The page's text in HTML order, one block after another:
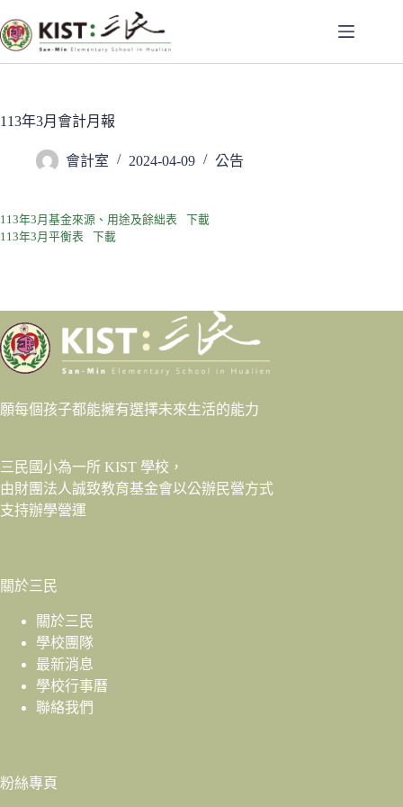
至
主
容
113年3月會計月報
會計室 2024-04-09 公告
113年3月基金來源、用途及餘絀表
下載
113年3月平衡表
下載
願每個孩子都能擁有選擇未來生活的能力
三民國小為一所 KIST 學校，
由財團法人誠致教育基金會以公辦民營方式
支持辦學營運
關於三民
關於三民
學校團隊
最新消息
學校行事曆
聯絡我們
粉絲專頁